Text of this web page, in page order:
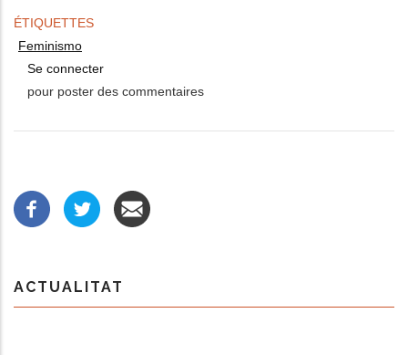
ÉTIQUETTES
Feminismo
Se connecter
pour poster des commentaires
ACTUALITAT